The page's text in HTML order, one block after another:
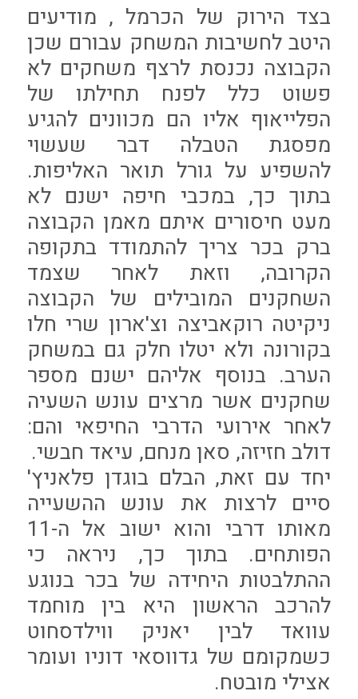
בצד הירוק של הכרמל , מודיעים
היטב לחשיבות המשחק עבורם שכן
הקבוצה נכנסת לרצף משחקים לא
פשוט כלל לפנח תחילתו של
הפלייאוף אליו הם מכוונים להגיע
מפסגת הטבלה דבר שעשוי
להשפיע על גורל תואר האליפות.
בתוך כך, במכבי חיפה ישנם לא
מעט חיסורים איתם מאמן הקבוצה
ברק בכר צריך להתמודד בתקופה
הקרובה, וזאת לאחר שצמד
השחקנים המובילים של הקבוצה
ניקיטה רוקאביצה וצ'ארון שרי חלו
בקורונה ולא יטלו חלק גם במשחק
הערב. בנוסף אליהם ישנם מספר
שחקנים אשר מרצים עונש השעיה
לאחר אירועי הדרבי החיפאי והם:
דולב חזיזה, סאן מנחם, עיאד חבשי.
יחד עם זאת, הבלם בוגדן פלאניץ'
סיים לרצות את עונש ההשעייה
מאותו דרבי והוא ישוב אל ה-11
הפותחים. בתוך כך, ניראה כי
ההתלבטות היחידה של בכר בנוגע
להרכב הראשון היא בין מוחמד
עוואד לבין יאניק ווילדסחוט
כשמקומם של גדווסאי דוניו ועומר
אצילי מובטח.